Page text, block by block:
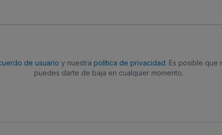
de usuario y nuestra política de privacidad. Es posible que
puedes darte de baja en cualquier momento.